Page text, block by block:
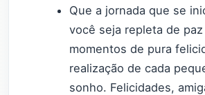
Que a jornada que se
você seja repleta de
momentos de pura
realização de cada
sonho. Felicidades,